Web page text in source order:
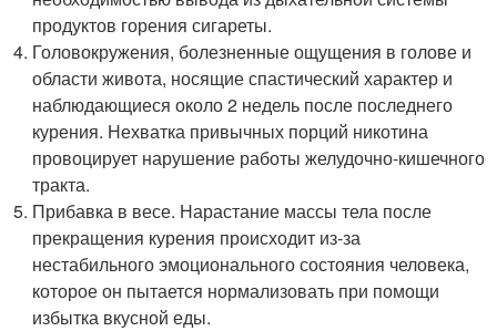
продуктов горения сигареты.
Головокружения, болезненные ощущения в голове и
области живота, носящие спастический характер и
наблюдающиеся около 2 недель после последнего
курения. Нехватка привычных порций никотина
провоцирует нарушение работы желудочно-кишечного
тракта.
Прибавка в весе. Нарастание массы тела после
прекращения курения происходит из-за
нестабильного эмоционального состояния человека,
которое он пытается нормализовать при помощи
избытка вкусной еды.